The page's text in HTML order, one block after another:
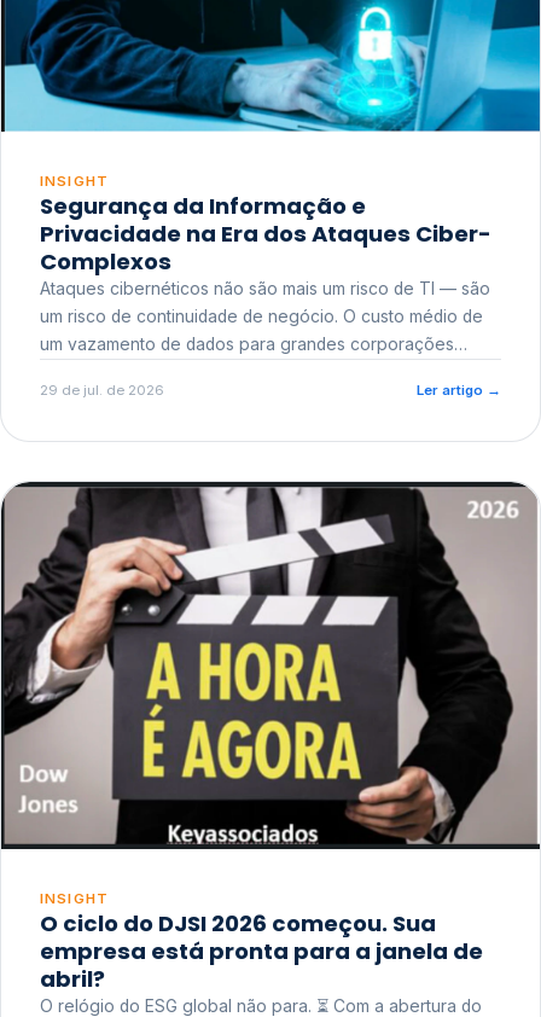
INSIGHT
Segurança da Informação e
Privacidade na Era dos Ataques Ciber-
Complexos
Ataques cibernéticos não são mais um risco de TI — são
um risco de continuidade de negócio. O custo médio de
um vazamento de dados para grandes corporações
reputacional e o risco regulatório junto a órgãos como a
29 de jul. de 2026 Ler artigo →
INSIGHT
O ciclo do DJSI 2026 começou. Sua
empresa está pronta para a janela de
abril?
O relógio do ESG global não para. ⏳ Com a abertura do